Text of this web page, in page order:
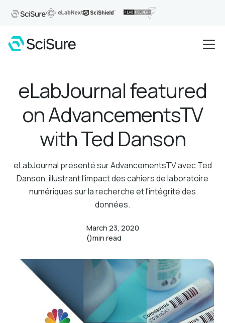
eLabJournal featured
on AdvancementsTV
with Ted Danson
eLabJournal présenté sur AdvancementsTV avec Ted
Danson, illustrant l'impact des cahiers de laboratoire
numériques sur la recherche et l'intégrité des
données.
March 23, 2020
()min read